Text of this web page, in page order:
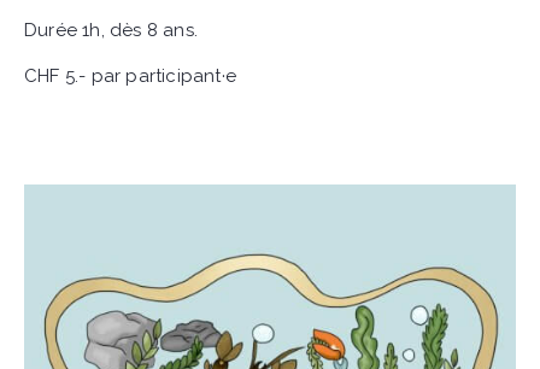
Durée 1h, dès 8 ans.
CHF 5.- par participant·e